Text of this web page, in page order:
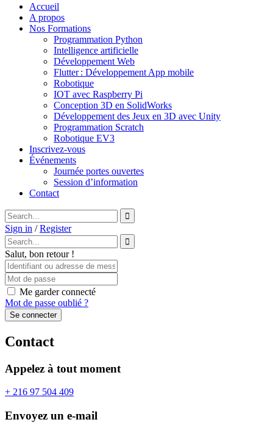
Accueil
A propos
Nos Formations
Programmation Python
Intelligence artificielle
Développement Web
Flutter : Développement App mobile
Robotique
IOT avec Raspberry Pi
Conception 3D en SolidWorks
Développement des Jeux en 3D avec Unity
Programmation Scratch
Robotique EV3
Inscrivez-vous
Événements
Journée portes ouvertes
Session d’information
Contact
Sign in / Register
Salut, bon retour !
Me garder connecté
Mot de passe oublié ?
Se connecter
Contact
Appelez à tout moment
+ 216 97 504 409
Envoyez un e-mail